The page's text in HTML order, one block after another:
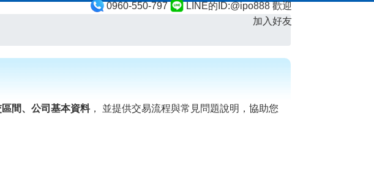
0960-550-797
LINE的ID:@ipo888 歡迎
加入好友
間、公司基本資料， 並提供交易流程與常見問題說明，協助您